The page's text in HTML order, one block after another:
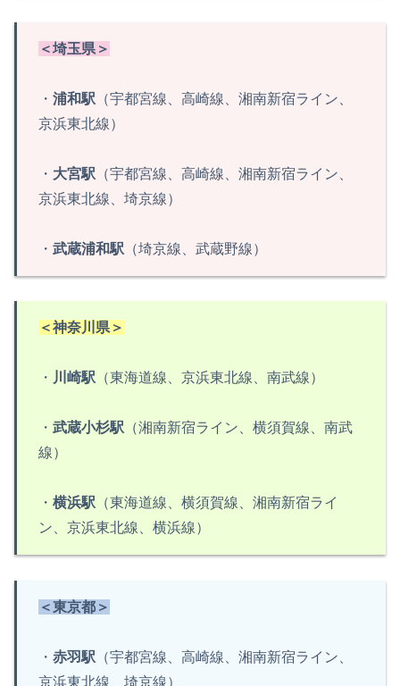
＜埼玉県＞
・ 浦和駅 （宇都宮線、高崎線、湘南新宿ライン、
京浜東北線）
・ 大宮駅 （宇都宮線、高崎線、湘南新宿ライン、
京浜東北線、埼京線）
・ 武蔵浦和駅 （埼京線、武蔵野線）
＜神奈川県＞
・ 川崎駅 （東海道線、京浜東北線、南武線）
・ 武蔵小杉駅 （湘南新宿ライン、横須賀線、南武
線）
・ 横浜駅 （東海道線、横須賀線、湘南新宿ライ
ン、京浜東北線、横浜線）
＜東京都＞
・ 赤羽駅 （宇都宮線、高崎線、湘南新宿ライン、
京浜東北線、埼京線）